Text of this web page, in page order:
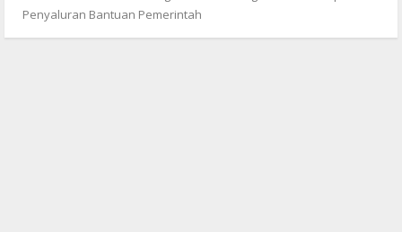
Penyaluran Bantuan Pemerintah